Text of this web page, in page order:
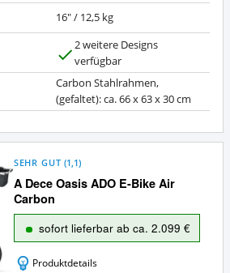
16" / 12,5 kg
a
2 weitere Designs
verfügbar
Carbon Stahlrahmen,
(gefaltet): ca. 66 x 63 x 30 cm
A Dece Oasis ADO E-Bike Air
Carbon
SEHR GUT (1,1)
sofort lieferbar ab ca. 2.099 €
Produktdetails